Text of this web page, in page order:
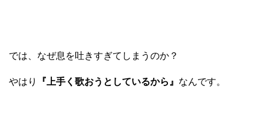
では、なぜ息を吐きすぎてしまうのか？
やはり 『上手く歌おうとしているから』 なんです。